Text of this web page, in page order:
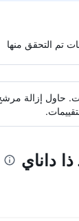
حاول إزالة
داناي